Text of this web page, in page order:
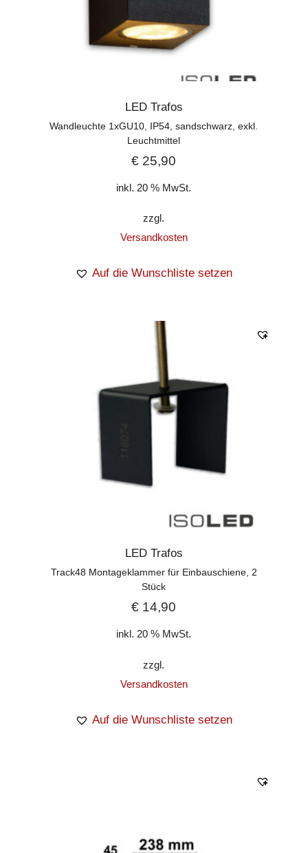
LED Trafos
Wandleuchte 1xGU10, IP54, sandschwarz, exkl.
Leuchtmittel
€ 25,90
inkl. 20 % MwSt.
zzgl.
Versandkosten
Auf die Wunschliste setzen
LED Trafos
Track48 Montageklammer für Einbauschiene, 2
Stück
€ 14,90
inkl. 20 % MwSt.
zzgl.
Versandkosten
Auf die Wunschliste setzen